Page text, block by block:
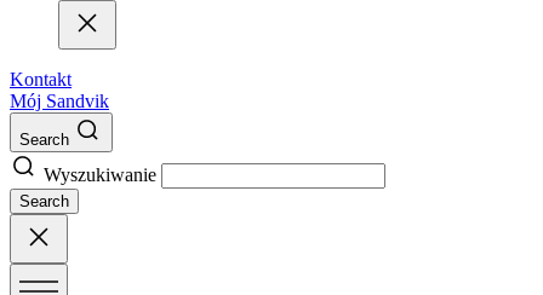
Kontakt
Mój Sandvik
Search
Wyszukiwanie
Search